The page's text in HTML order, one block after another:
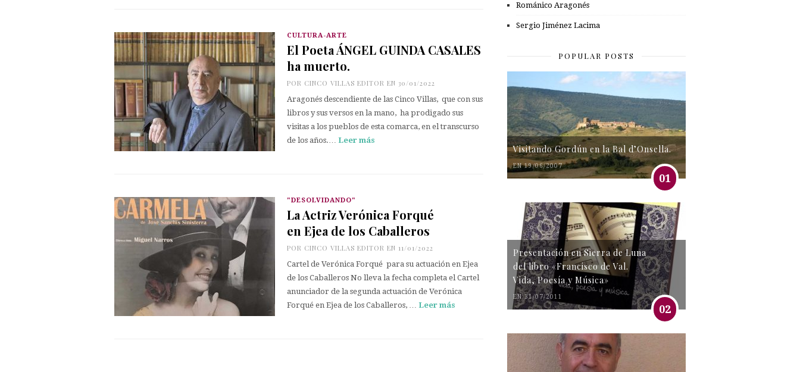
CULTURA-ARTE
El Poeta ÁNGEL GUINDA CASALES
ha muerto.
POR CINCO VILLAS EDITOR EN 30/01/2022
Aragonés descendiente de las Cinco Villas, que con sus
libros y sus versos en la mano, ha prodigado sus
visitas a los pueblos de esta comarca, en el transcurso
de los años.… Leer más
"DESOLVIDANDO"
La Actriz Verónica Forqué
en Ejea de los Caballeros
POR CINCO VILLAS EDITOR EN 11/01/2022
Cartel de Verónica Forqué para su actuación en Ejea
de los Caballeros No lleva la fecha completa el Cartel
anunciador de la segunda actuación de Verónica
Forqué en Ejea de los Caballeros, … Leer más
Románico Aragonés
Sergio Jiménez Lacima
POPULAR POSTS
Visitando Gordún en la Bal d’Onsella.
EN 19/06/2007
01
Presentación en Sierra de Luna
del libro «Francisco de Val.
Vida, Poesía y Música»
EN 31/07/2011
02